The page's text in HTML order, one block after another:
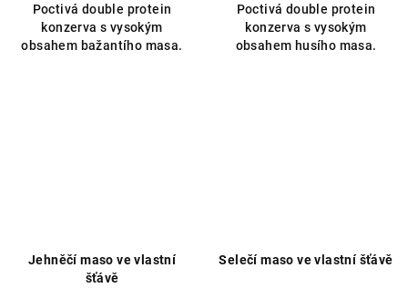
Poctivá double protein
konzerva s vysokým
obsahem bažantího masa.
Poctivá double protein
konzerva s vysokým
obsahem husího masa.
Jehněčí maso ve vlastní
šťávě
Selečí maso ve vlastní šťávě